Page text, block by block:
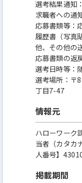
選考結果通知
求職者への通
応募書類等：
履歴書（写真
他、その他の
応募書類の返
選考日時等：
選考場所：〒
丁目7-47
情報元
ハローワーク
当者（カタカ
人番号】
掲載期間